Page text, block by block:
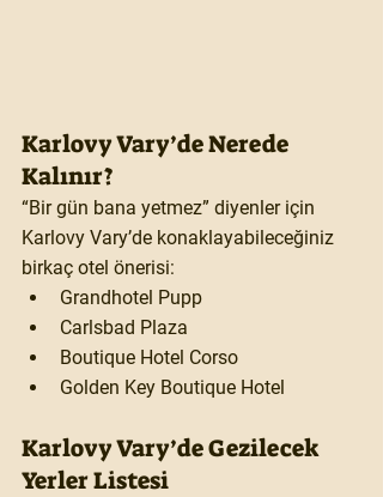
Karlovy Vary’de Nerede
Kalınır?
“Bir gün bana yetmez” diyenler için
Karlovy Vary’de konaklayabileceğiniz
birkaç otel önerisi:
Grandhotel Pupp
Carlsbad Plaza
Boutique Hotel Corso
Golden Key Boutique Hotel
Karlovy Vary’de Gezilecek
Yerler Listesi